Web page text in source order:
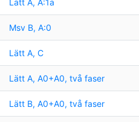
Lätt A, A:1a
Msv B, A:0
Lätt A, C
Lätt A, A0+A0, två faser
Lätt B, A0+A0, två faser